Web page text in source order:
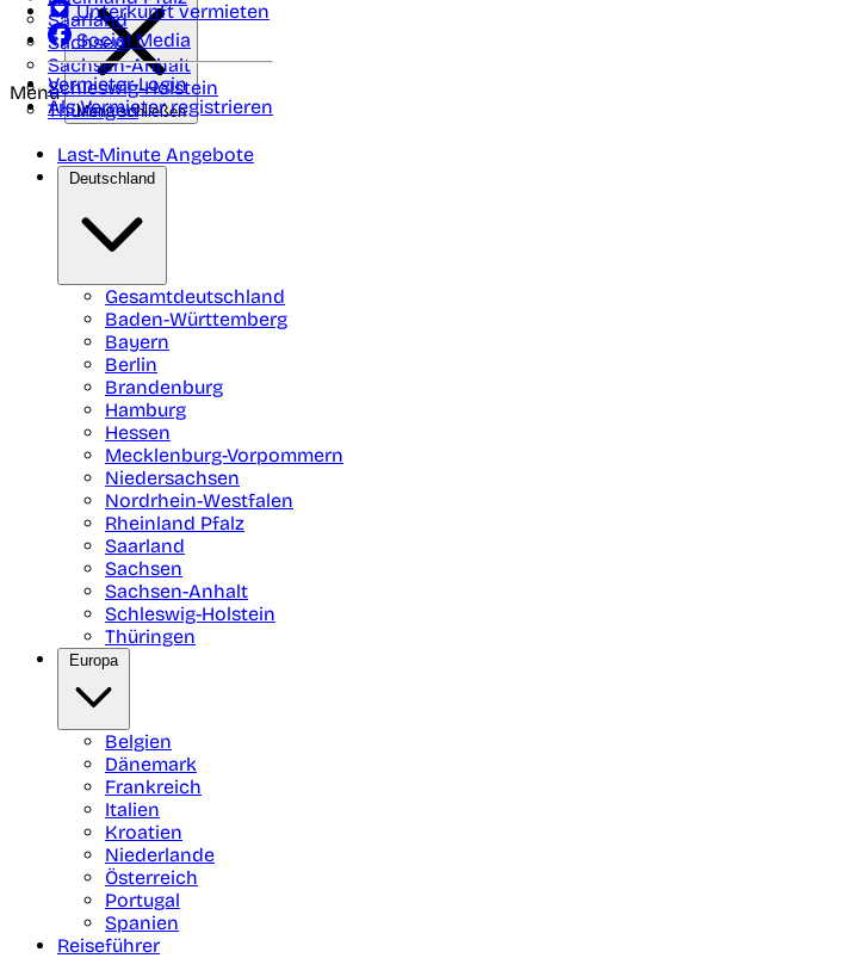
Saarland
Sachsen
Sachsen-Anhalt
Schleswig-Holstein
Thüringen
Unterkunft vermieten
Social Media
Vermieter-Login
Als Vermieter registrieren
Menü
Menü schließen
Last-Minute Angebote
Deutschland
Gesamtdeutschland
Baden-Württemberg
Bayern
Berlin
Brandenburg
Hamburg
Hessen
Mecklenburg-Vorpommern
Niedersachsen
Nordrhein-Westfalen
Rheinland Pfalz
Saarland
Sachsen
Sachsen-Anhalt
Schleswig-Holstein
Thüringen
Europa
Belgien
Dänemark
Frankreich
Italien
Kroatien
Niederlande
Österreich
Portugal
Spanien
Reiseführer